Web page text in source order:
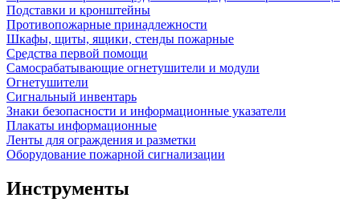
Подставки и кронштейны
Противопожарные принадлежности
Шкафы, щиты, ящики, стенды пожарные
Средства первой помощи
Самосрабатывающие огнетушители и модули
Огнетушители
Сигнальный инвентарь
Знаки безопасности и информационные указатели
Плакаты информационные
Ленты для ограждения и разметки
Оборудование пожарной сигнализации
Инструменты